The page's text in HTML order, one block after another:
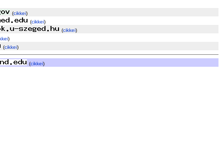
(cikkei)
(cikkei)
(cikkei)
)
(cikkei)
(cikkei)